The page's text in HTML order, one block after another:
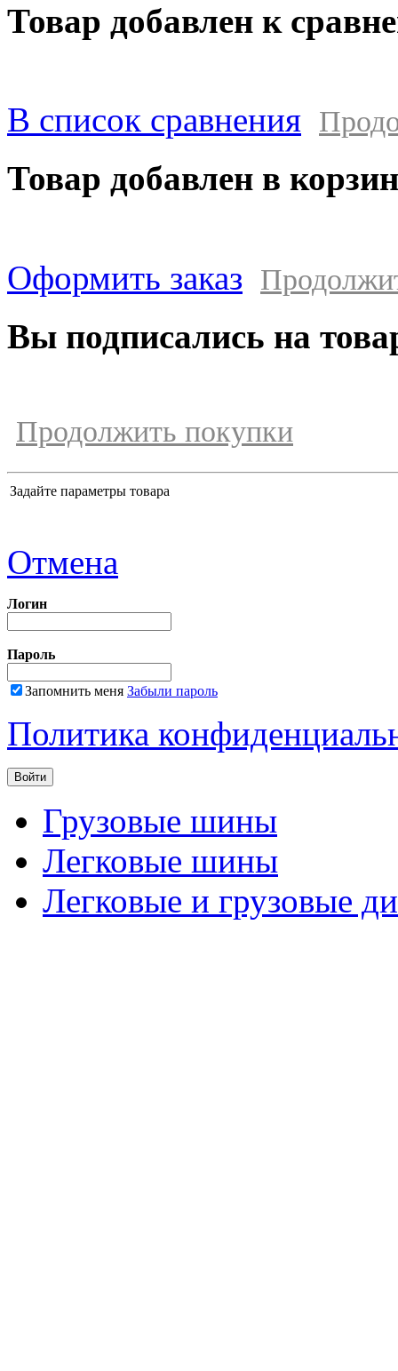
Товар добавлен к
В список сравнения
Товар добавлен в
Оформить заказ
Вы подписались на
Продолжить покупки
Задайте параметры товара
Отмена
Логин
Пароль
Запомнить меня Забыли пароль
Политика
Грузовые шины
Легковые шины
Легковые и грузовые